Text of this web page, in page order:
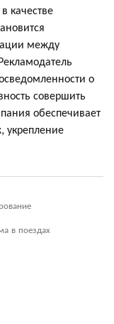
качестве
между
о
совершить
обеспечивает
укрепление
в поездах